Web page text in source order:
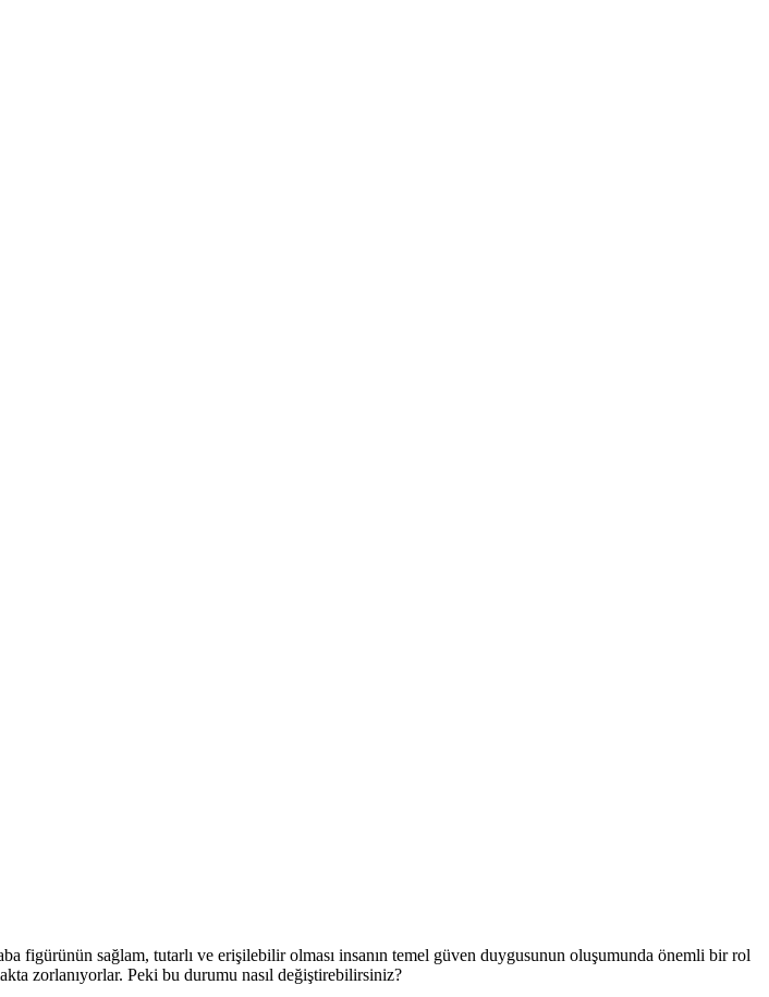
figürünün sağlam, tutarlı ve erişilebilir olması insanın temel güven duygusunun oluşumunda önemli bir rol
zorlanıyorlar. Peki bu durumu nasıl değiştirebilirsiniz?